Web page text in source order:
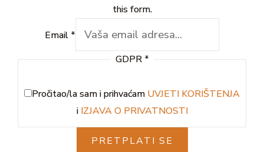
this form.
Email *
GDPR *
Pročitao/la sam i prihvaćam UVJETI KORIŠTENJA
i IZJAVA O PRIVATNOSTI
PRETPLATI SE